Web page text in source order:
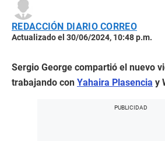
REDACCIÓN DIARIO CORREO
Actualizado el 30/06/2024, 10:48 p.m.
Sergio George compartió el nuevo
trabajando con Yahaira Plasencia y